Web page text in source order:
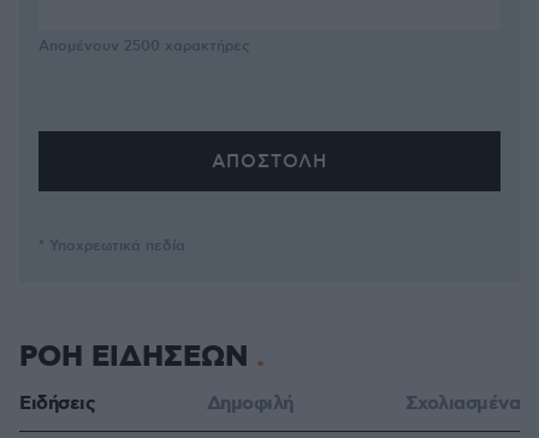
Απομένουν 2500 χαρακτήρες
* Υποχρεωτικά πεδία
ΡΟΗ ΕΙΔΗΣΕΩΝ
Ειδήσεις Δημοφιλή Σχολιασμένα